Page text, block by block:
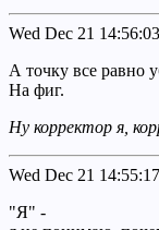
Wed Dec 21
А точку все равно
На фиг.
Ну корректор я,
Wed Dec 21
"Я" -